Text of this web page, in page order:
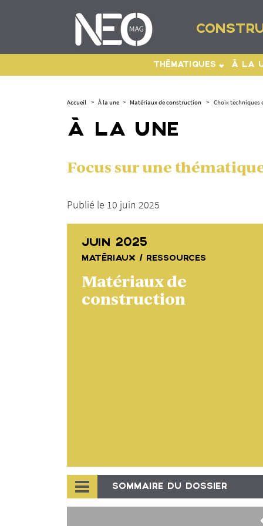
THÉMATIQUES À LA
Accueil > À la une > Matériaux de construction > Choix techniques
À LA UNE
Focus sur une
Publié le 10 juin 2025
JUIN 2025
MATÉRIAUX / RESSOURCES
Matériaux de
construction
SOMMAIRE DU DOSSIER